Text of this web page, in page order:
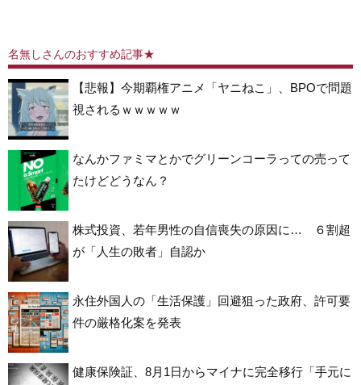
名無しさんのおすすめ記事★
【悲報】今期覇権アニメ「ヤニねこ」、BPOで問題
視されるｗｗｗｗｗ
なんかファミマとかでグリーンコーラっての売って
たけどどうなん？
株式投資、若年男性の自信喪失の原因に… ６割超
が「人生の敗者」自認か
永住外国人の「生活保護」回避狙った政府、許可要
件の厳格化案を発表
健康保険証、8月1日からマイナに完全移行「手元に